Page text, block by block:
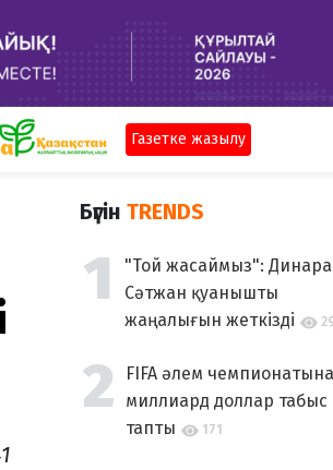
Газетке жазылу
Бүгін TRENDS
"Той жасаймыз": Динара
Сәтжан қуанышты
жаңалығын жеткізді
FIFA әлем
миллиард доллар табыс
тапты
171